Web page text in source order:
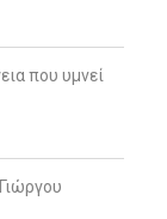
που υμνεί